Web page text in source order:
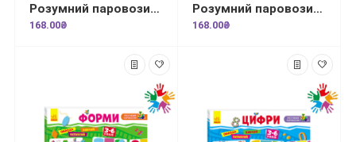
Розумний паровозик. 2+ Голосні звуки
168.00₴
Розумний паровозик. 2+ Приголосні звуки
168.00₴